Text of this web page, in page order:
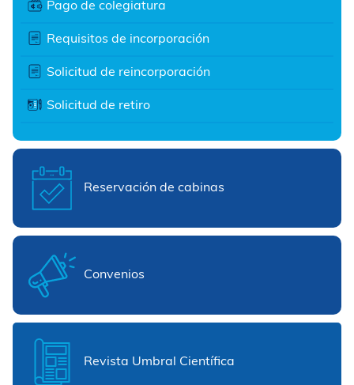
Pago de colegiatura
Requisitos de incorporación
Solicitud de reincorporación
Solicitud de retiro
Reservación de cabinas
Convenios
Revista Umbral Científica